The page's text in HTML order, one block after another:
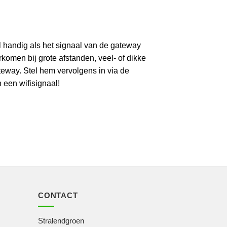
als het signaal van de gateway
bij grote afstanden, veel- of dikke
Stel hem vervolgens in via de
een wifisignaal!
CONTACT
Stralendgroen